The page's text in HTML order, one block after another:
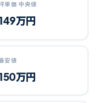
単価 中央値
万円
安値
万円